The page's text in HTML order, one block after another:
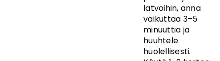
latvoihin, anna
vaikuttaa 3–5
minuuttia ja
huuhtele
huolellisesti.